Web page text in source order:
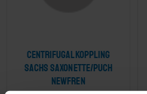
Centrifugalkoppling
Sachs Saxonette/Puch
Newfren